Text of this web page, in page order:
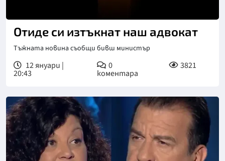
Отиде си изтъкнат наш адвокат
Тъжната новина съобщи бивш министър
12 януари |
20:43
0
коментара
3821